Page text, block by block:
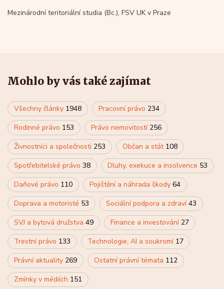
Mezinárodní teritoriální studia (Bc.), FSV UK v Praze
Mohlo by vás také zajímat
Všechny články 1948 Pracovní právo 234
Rodinné právo 153 Právo nemovitostí 256
Živnostníci a společnosti 253 Občan a stát 108
Spotřebitelské právo 38 Dluhy, exekuce a insolvence 53
Daňové právo 110 Pojištění a náhrada škody 64
Doprava a motoristé 53 Sociální podpora a zdraví43
SVJ a bytová družstva 49 Finance a investování 27
Trestní právo 133 Technologie, AI a soukromí 17
Právní aktuality 269 Ostatní právní témata 112
Zmínky v médiích 151